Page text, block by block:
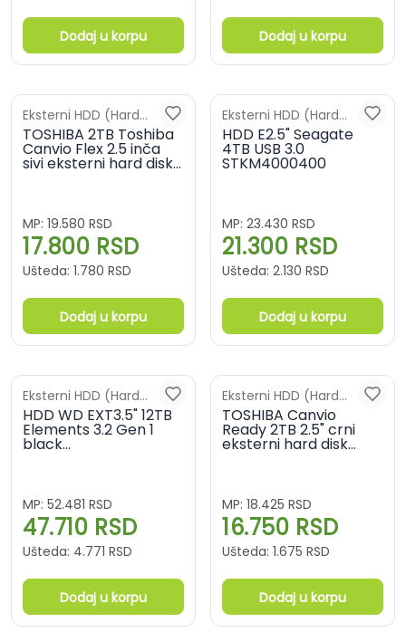
Dodaj u korpu Dodaj u korpu
Eksterni HDD (Hard
diskovi)
TOSHIBA 2TB Toshiba
Canvio Flex 2.5 inča
sivi eksterni hard disk
MP: 19.580 RSD
17.800 RSD
Ušteda: 1.780 RSD
Dodaj u korpu
Eksterni HDD (Hard
diskovi)
HDD E2.5" Seagate
4TB USB 3.0
STKM4000400
MP: 23.430 RSD
21.300 RSD
Ušteda: 2.130 RSD
Dodaj u korpu
Eksterni HDD (Hard
diskovi)
HDD WD EXT3.5" 12TB
Elements 3.2 Gen 1
black
MP: 52.481 RSD
47.710 RSD
Ušteda: 4.771 RSD
Dodaj u korpu
Eksterni HDD (Hard
diskovi)
TOSHIBA Canvio
Ready 2TB 2.5" crni
eksterni hard disk
MP: 18.425 RSD
16.750 RSD
Ušteda: 1.675 RSD
Dodaj u korpu